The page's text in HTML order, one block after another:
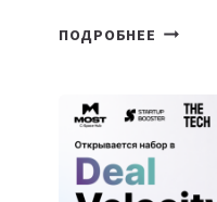
ПОДРОБНЕЕ ОТ
АЛМАТЫ:
КАК
AI
YOUTH